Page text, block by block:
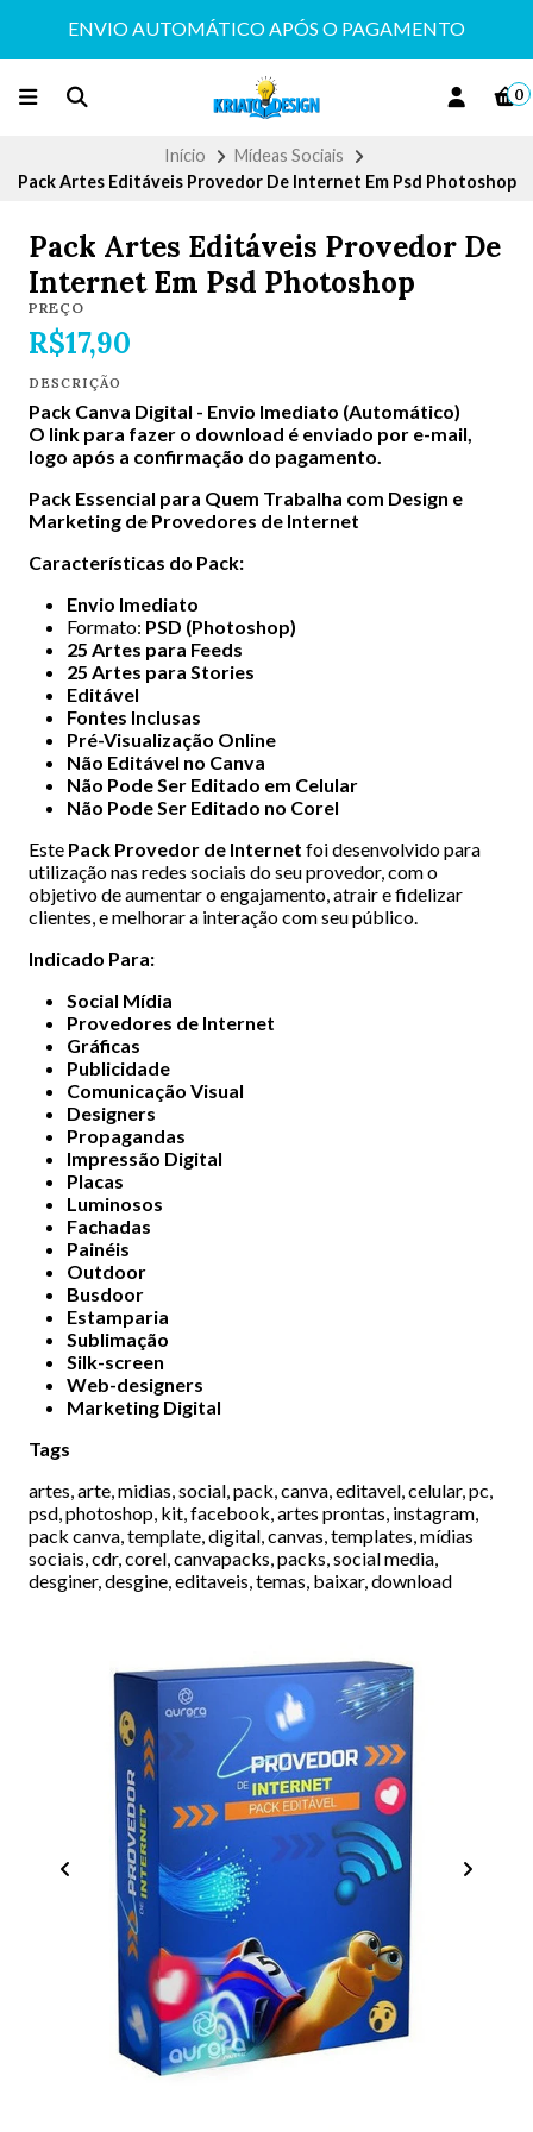
ENVIO AUTOMÁTICO APÓS O PAGAMENTO
0
Início
Mídeas Sociais
Pack Artes Editáveis Provedor De Internet Em Psd Photoshop
Pack Artes Editáveis Provedor De
Internet Em Psd Photoshop
PREÇO
R$17,90
DESCRIÇÃO
Pack Canva Digital - Envio Imediato (Automático)
O link para fazer o download é enviado por e-mail,
logo após a confirmação do pagamento.
Pack Essencial para Quem Trabalha com Design e
Marketing de Provedores de Internet
Características do Pack:
Envio Imediato
Formato: PSD (Photoshop)
25 Artes para Feeds
25 Artes para Stories
Editável
Fontes Inclusas
Pré-Visualização Online
Não Editável no Canva
Não Pode Ser Editado em Celular
Não Pode Ser Editado no Corel
Este Pack Provedor de Internet foi desenvolvido para
utilização nas redes sociais do seu provedor, com o
objetivo de aumentar o engajamento, atrair e fidelizar
clientes, e melhorar a interação com seu público.
Indicado Para:
Social Mídia
Provedores de Internet
Gráficas
Publicidade
Comunicação Visual
Designers
Propagandas
Impressão Digital
Placas
Luminosos
Fachadas
Painéis
Outdoor
Busdoor
Estamparia
Sublimação
Silk-screen
Web-designers
Marketing Digital
Tags
artes, arte, midias, social, pack, canva, editavel, celular, pc,
psd, photoshop, kit, facebook, artes prontas, instagram,
pack canva, template, digital, canvas, templates, mídias
sociais, cdr, corel, canvapacks, packs, social media,
desginer, desgine, editaveis, temas, baixar, download